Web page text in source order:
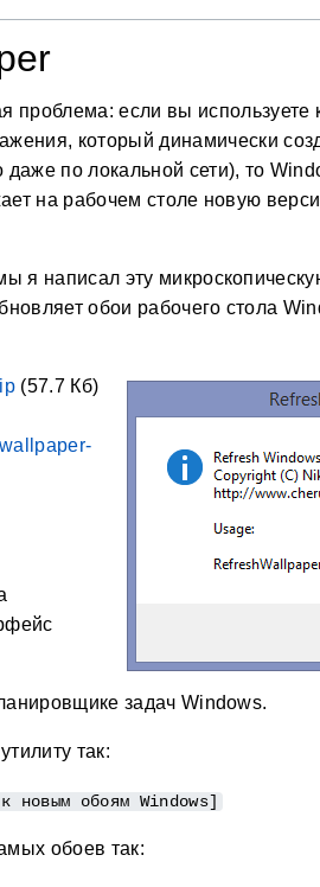
проблема: если вы используете
который динамически
по локальной сети), то
на рабочем столе новую
я написал эту
обои рабочего стола
(57.7 Кб)
задач Windows.
так:
новым обоям Windows]
обоев так: